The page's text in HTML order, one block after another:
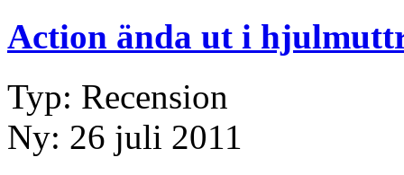
Action ända ut i
Typ: Recension
Ny: 26 juli 2011